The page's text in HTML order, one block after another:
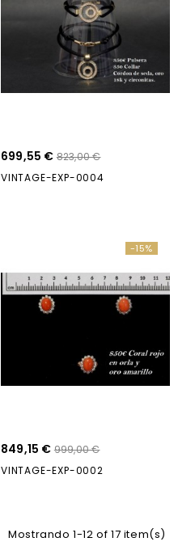
699,55 € 823,00 €
VINTAGE-EXP-0004
-15%
849,15 € 999,00 €
VINTAGE-EXP-0002
Mostrando 1-12 of 17 item(s)